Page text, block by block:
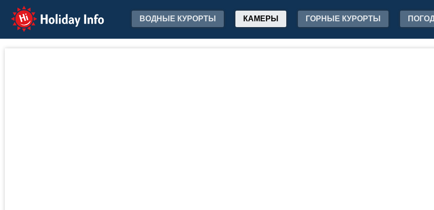
Holiday Info ВОДНЫЕ КУРОРТЫ КАМЕРЫ ГОРНЫЕ КУРОРТЫ